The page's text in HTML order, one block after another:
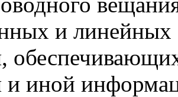
и
иной